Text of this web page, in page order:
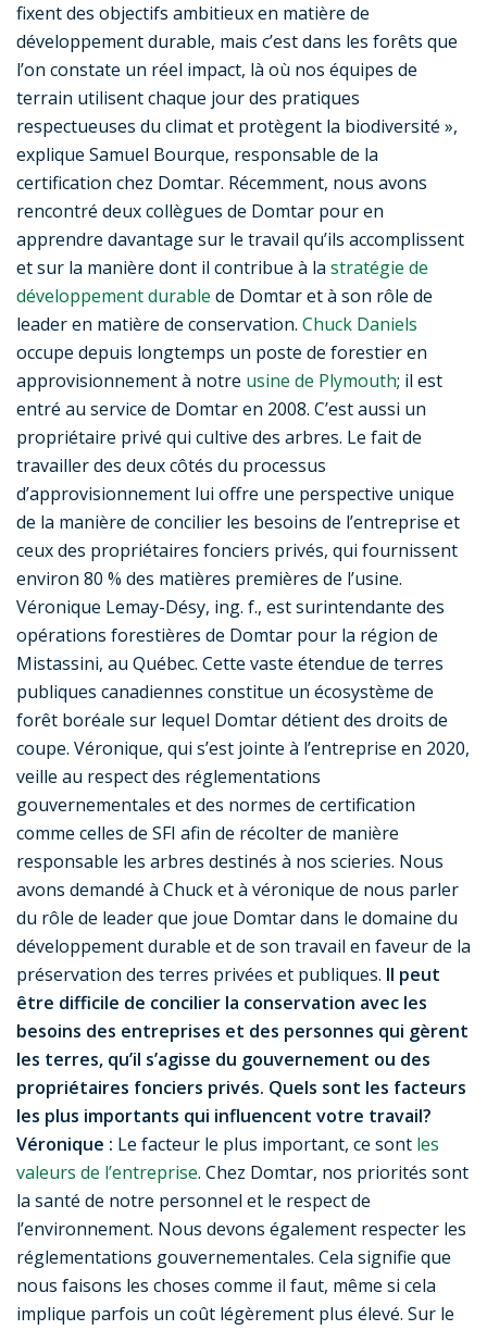
fixent des objectifs ambitieux en matière de
développement durable, mais c’est dans les forêts que
l’on constate un réel impact, là où nos équipes de
terrain utilisent chaque jour des pratiques
respectueuses du climat et protègent la biodiversité »,
explique Samuel Bourque, responsable de la
certification chez Domtar. Récemment, nous avons
rencontré deux collègues de Domtar pour en
apprendre davantage sur le travail qu’ils accomplissent
et sur la manière dont il contribue à la stratégie de
développement durable de Domtar et à son rôle de
leader en matière de conservation. Chuck Daniels
occupe depuis longtemps un poste de forestier en
approvisionnement à notre usine de Plymouth; il est
entré au service de Domtar en 2008. C’est aussi un
propriétaire privé qui cultive des arbres. Le fait de
travailler des deux côtés du processus
d’approvisionnement lui offre une perspective unique
de la manière de concilier les besoins de l’entreprise et
ceux des propriétaires fonciers privés, qui fournissent
environ 80 % des matières premières de l’usine.
Véronique Lemay-Désy, ing. f., est surintendante des
opérations forestières de Domtar pour la région de
Mistassini, au Québec. Cette vaste étendue de terres
publiques canadiennes constitue un écosystème de
forêt boréale sur lequel Domtar détient des droits de
coupe. Véronique, qui s’est jointe à l’entreprise en 2020,
veille au respect des réglementations
gouvernementales et des normes de certification
comme celles de SFI afin de récolter de manière
responsable les arbres destinés à nos scieries. Nous
avons demandé à Chuck et à véronique de nous parler
du rôle de leader que joue Domtar dans le domaine du
développement durable et de son travail en faveur de la
préservation des terres privées et publiques. Il peut
être difficile de concilier la conservation avec les
besoins des entreprises et des personnes qui gèrent
les terres, qu’il s’agisse du gouvernement ou des
propriétaires fonciers privés. Quels sont les facteurs
les plus importants qui influencent votre travail?
Véronique : Le facteur le plus important, ce sont les
valeurs de l’entreprise. Chez Domtar, nos priorités sont
la santé de notre personnel et le respect de
l’environnement. Nous devons également respecter les
réglementations gouvernementales. Cela signifie que
nous faisons les choses comme il faut, même si cela
implique parfois un coût légèrement plus élevé. Sur le